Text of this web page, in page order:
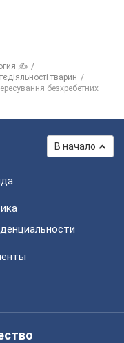
✍
тварин
безхребетних
В начало